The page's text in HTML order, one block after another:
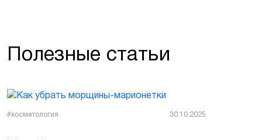
Полезные статьи
#косметология 30.10.2025